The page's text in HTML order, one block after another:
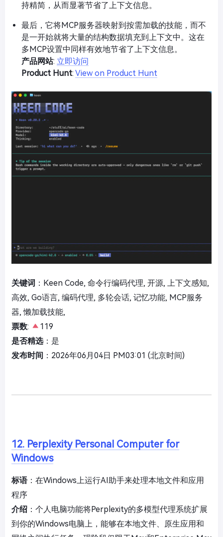
持精简，从而显著节省了上下文信息。
最后，它将MCP服务器映射到按需加载的技能，而不
是一开始就将大量的结构数据填充到上下文中。这在
多MCP设置中同样有效地节省了上下文信息。
产品网站: 立即访问
Product Hunt: View on Product Hunt
关键词 ：Keen Code, 命令行编码代理, 开源, 上下文感知,
高效, Go语言, 编码代理, 多轮会话, 记忆功能, MCP服务
器, 懒加载技能,
票数:
119
是否精选：是
发布时间 ：2026年06月04日 PM03:01 (北京时间)
12. Perplexity Personal Computer for
Windows
标语：在Windows上运行AI助手来处理本地文件和应用
程序
介绍 ：个人电脑功能将Perplexity的多模型代理系统扩展
到你的Windows电脑上，能够在本地文件、原生应用和